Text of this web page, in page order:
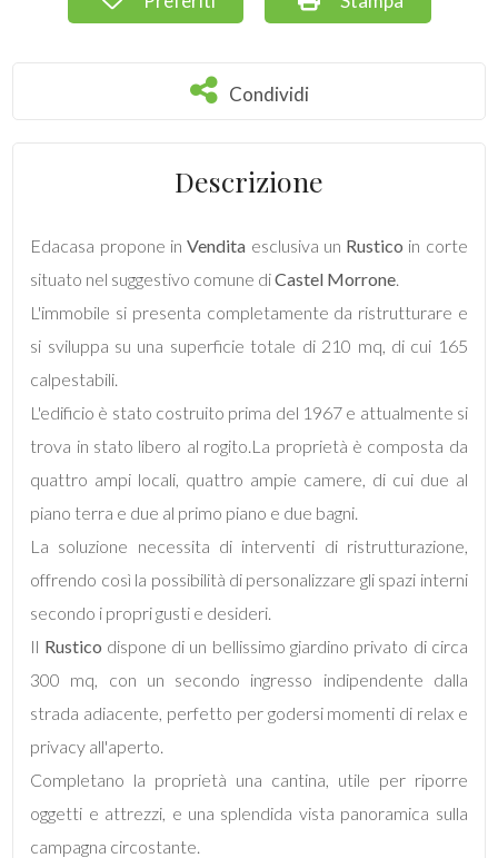
Condividi
Condividi
Descrizione
Edacasa propone inVendita esclusiva un Rustico in corte
situato nel suggestivo comune diCastel Morrone.
L'immobile si presenta completamente da ristrutturare e
si sviluppa su una superficie totale di 210 mq, di cui 165
calpestabili.
L'edificio è stato costruito prima del 1967 e attualmente si
trova in stato libero al rogito.La proprietà è composta da
quattro ampi locali, quattro ampie camere, di cui due al
piano terra e due al primo piano e due bagni.
La soluzione necessita di interventi di ristrutturazione,
offrendo così la possibilità di personalizzare gli spazi interni
secondo i propri gusti e desideri.
Il Rustico dispone di un bellissimo giardino privato di circa
300 mq, con un secondo ingresso indipendente dalla
strada adiacente, perfetto per godersi momenti di relax e
privacy all'aperto.
Completano la proprietà una cantina, utile per riporre
oggetti e attrezzi, e una splendida vista panoramica sulla
campagna circostante.
Totale
Locali
minimi
2
3